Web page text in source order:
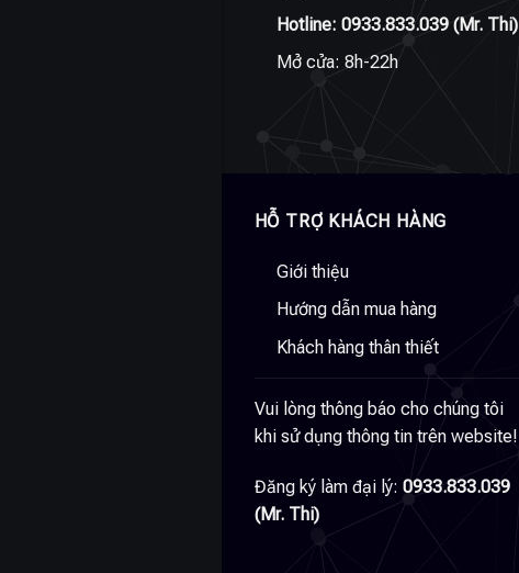
Hotline:0933.833.039 (Mr. Thi)
Mở cửa: 8h-22h
HỖ TRỢ KHÁCH HÀNG
Giới thiệu
Hướng dẫn mua hàng
Khách hàng thân thiết
Vui lòng thông báo cho chúng tôi
khi sử dụng thông tin trên website!
Đăng ký làm đại lý: 0933.833.039
(Mr. Thi)